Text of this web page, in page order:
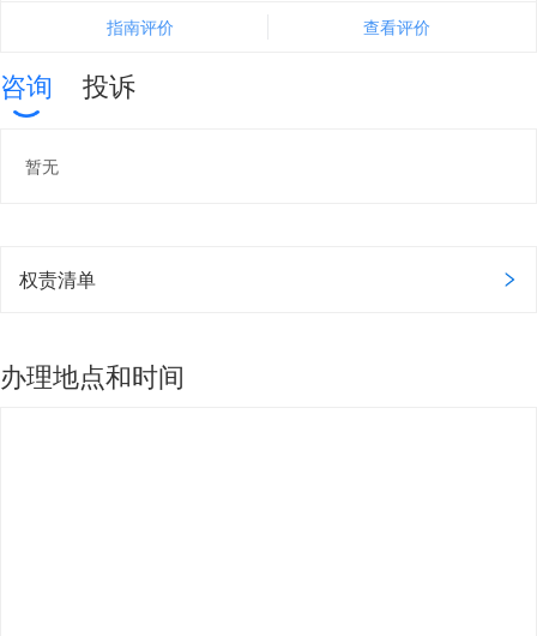
指南评价 查看评价
咨询 投诉
暂无
权责清单
办理地点和时间